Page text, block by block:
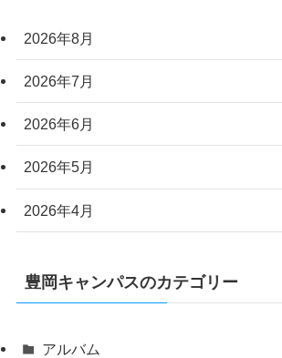
2026年8月
2026年7月
2026年6月
2026年5月
2026年4月
豊岡キャンパスのカテゴリー
アルバム